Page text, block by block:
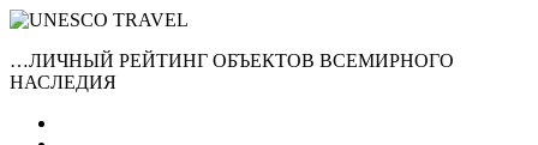
…ЛИЧНЫЙ РЕЙТИНГ ОБЪЕКТОВ ВСЕМИРНОГО
НАСЛЕДИЯ